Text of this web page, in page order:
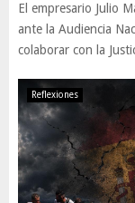
El empresario Julio
ante la Audiencia
colaborar con la
Reflexiones